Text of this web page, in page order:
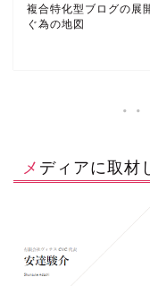
複合特化型ブログの展
ぐ為の地図
メディアに取